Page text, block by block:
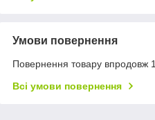
Умови повернення
Повернення товару впродовж
Всі умови повернення